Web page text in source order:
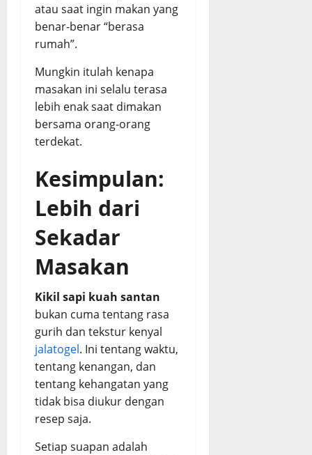
atau saat ingin makan yang
benar-benar “berasa
rumah”.
Mungkin itulah kenapa
masakan ini selalu terasa
lebih enak saat dimakan
bersama orang-orang
terdekat.
Kesimpulan:
Lebih dari
Sekadar
Masakan
Kikil sapi kuah santan
bukan cuma tentang rasa
gurih dan tekstur kenyal
jalatogel. Ini tentang waktu,
tentang kenangan, dan
tentang kehangatan yang
tidak bisa diukur dengan
resep saja.
Setiap suapan adalah